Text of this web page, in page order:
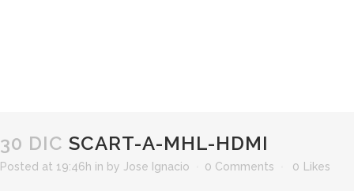
30 DIC SCART-A-MHL-HDMI
Posted at 19:46h in by Jose Ignacio 0 Comments 0 Likes